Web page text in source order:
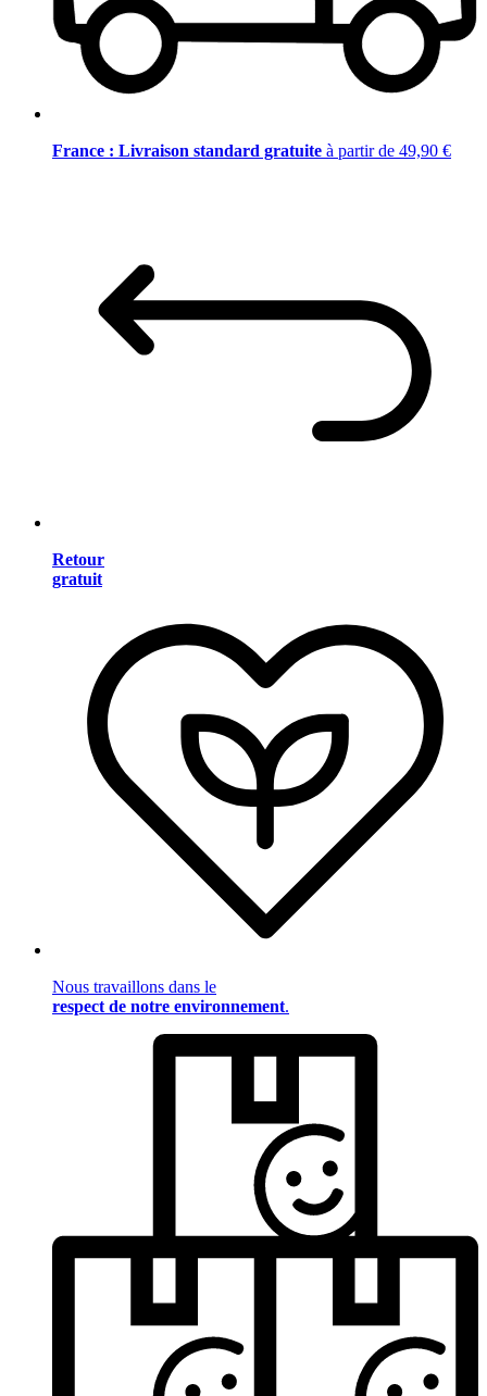
France : Livraison standard gratuite à partir de 49,90 €
Retour
gratuit
Nous travaillons dans le
respect de notre environnement.